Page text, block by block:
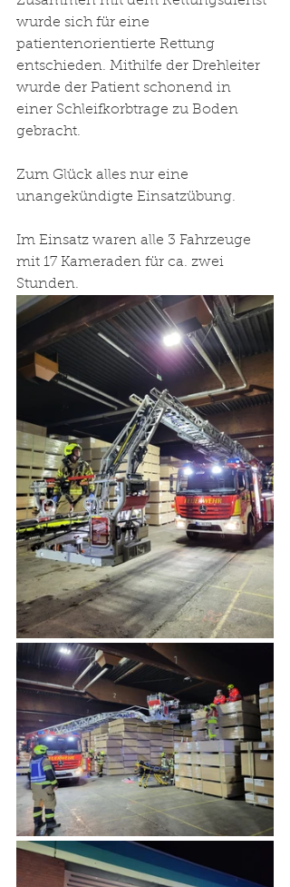
wurde sich für eine
patientenorientierte Rettung
entschieden. Mithilfe der Drehleiter
wurde der Patient schonend in
einer Schleifkorbtrage zu Boden
gebracht.
Zum Glück alles nur eine
unangekündigte Einsatzübung.
Im Einsatz waren alle 3 Fahrzeuge
mit 17 Kameraden für ca. zwei
Stunden.